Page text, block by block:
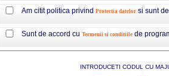
Am citit politica privind Protectia datelor si sunt
Sunt de accord cu Termenii si conditiile de
INTRODUCETI CODUL CU